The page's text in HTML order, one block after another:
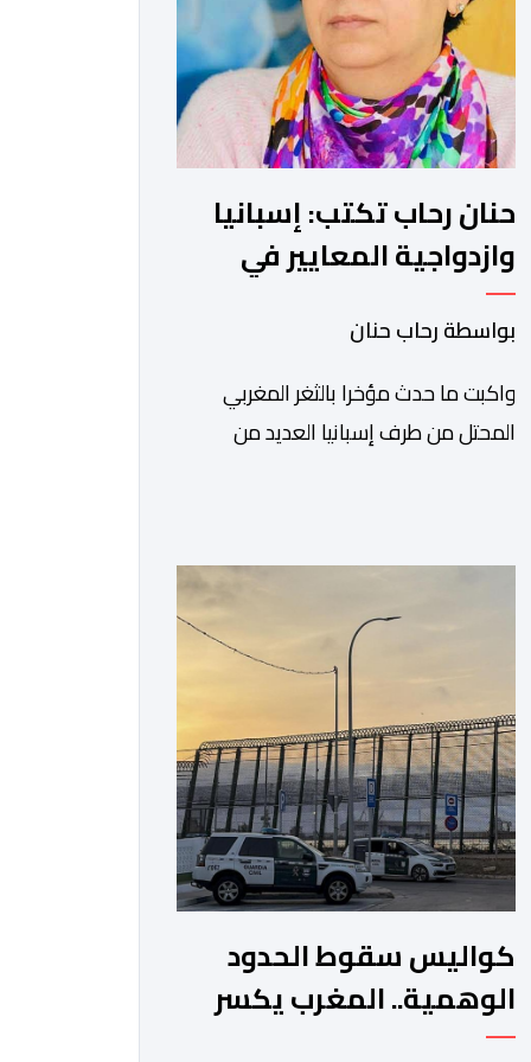
حنان رحاب تكتب: إسبانيا
وازدواجية المعايير في
حقوق الإنسان
بواسطة رحاب حنان
واكبت ما حدث مؤخرا بالثغر المغربي
المحتل من طرف إسبانيا العديد من
الحقوقية سواء في المغرب او إسبانيا أو
غيرهما، والذين ساروا مع موجة تصفية
الحسابات السياسية الداخلية على حساب
أرواح الضحايا ومعاناة الرشحين للهجرة
غير النظامية، وعلى حساب […]
كواليس سقوط الحدود
الوهمية.. المغرب يكسر
معادلة "الدركي" ويرفض